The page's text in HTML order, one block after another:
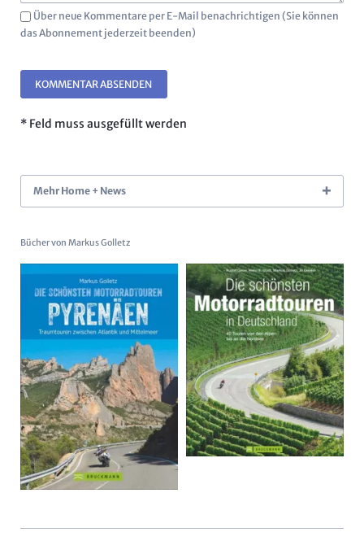
Über neue Kommentare per E-Mail benachrichtigen (Sie können
das Abonnement jederzeit beenden)
KOMMENTAR ABSENDEN
* Feld muss ausgefüllt werden
Mehr Home + News
Bücher von Markus Golletz